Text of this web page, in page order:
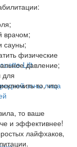
Lift
зоны лица
врачом;
сауны;
физические
давление;
для
то, что
то ваше
и эффективнее!
лайфхаков,